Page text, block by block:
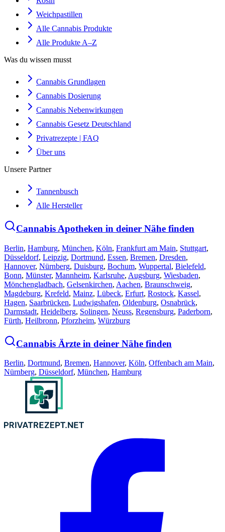
Weichpastillen
Alle Cannabis Produkte
Alle Produkte A–Z
Was du wissen musst
Cannabis Grundlagen
Cannabis Dosierung
Cannabis Nebenwirkungen
Cannabis Gesetz Deutschland
Privatrezepte | FAQ
Über uns
Unsere Partner
Tannenbusch
Alle Hersteller
Cannabis Apotheken in deiner Nähe finden
Berlin, Hamburg, München, Köln, Frankfurt am Main, Stuttgart,
Düsseldorf, Leipzig, Dortmund, Essen, Bremen, Dresden,
Hannover, Nürnberg, Duisburg, Bochum, Wuppertal, Bielefeld,
Bonn, Münster, Mannheim, Karlsruhe, Augsburg, Wiesbaden,
Mönchengladbach, Gelsenkirchen, Aachen, Braunschweig,
Magdeburg, Krefeld, Mainz, Lübeck, Erfurt, Rostock, Kassel,
Hagen, Saarbrücken, Ludwigshafen, Oldenburg, Osnabrück,
Darmstadt, Heidelberg, Solingen, Neuss, Regensburg, Paderborn,
Fürth, Heilbronn, Pforzheim, Würzburg
Cannabis Ärzte in deiner Nähe finden
Berlin, Dortmund, Bremen, Hannover, Köln, Offenbach am Main,
Nürnberg, Düsseldorf, München, Hamburg